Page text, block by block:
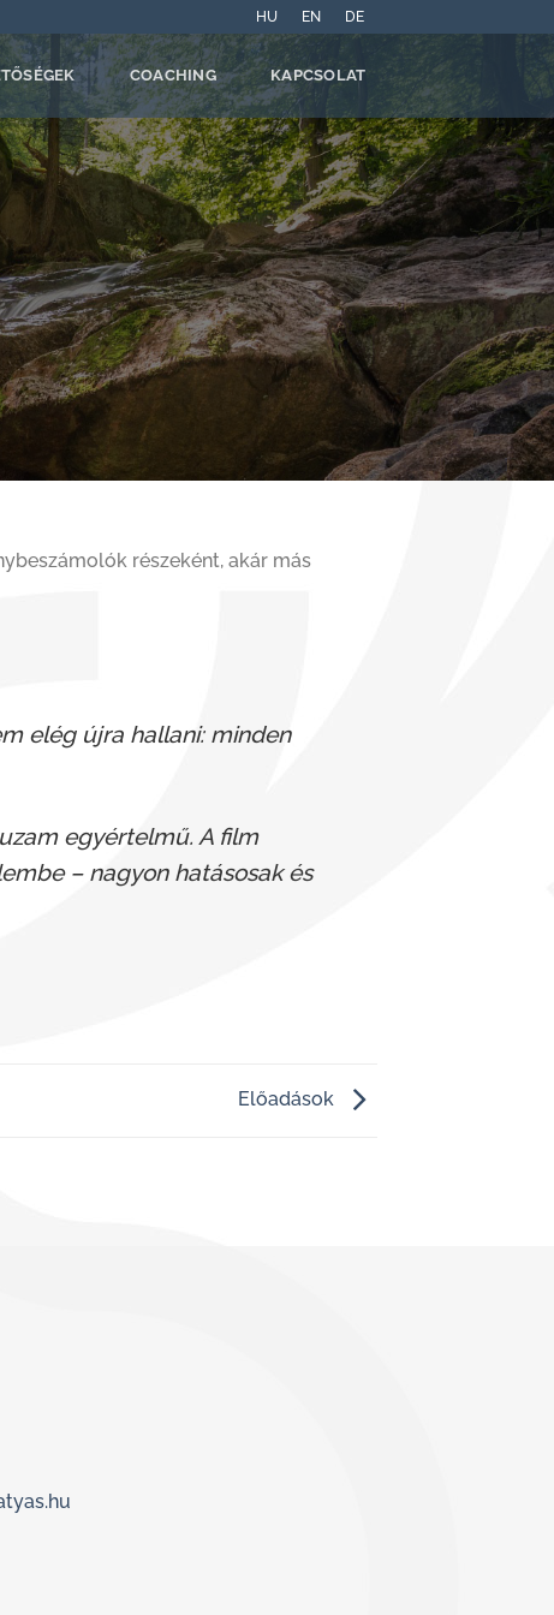
HU EN DE
COACHING KAPCSOLAT
részeként, akár más
elég újra hallani: minden
egyértelmű. A film
– nagyon hatásosak és
Előadások